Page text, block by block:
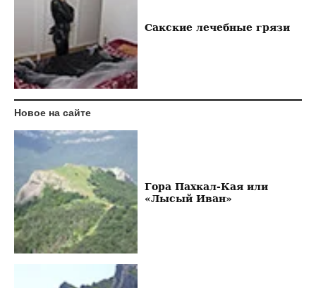
Сакские лечебные грязи
Новое на сайте
Гора Пахкал-Кая или
«Лысый Иван»